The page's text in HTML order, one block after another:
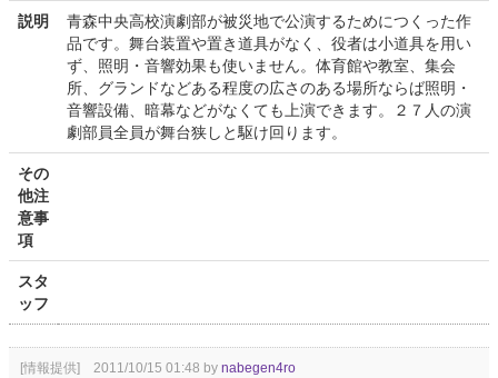
説明
青森中央高校演劇部が被災地で公演するためにつくった作
品です。舞台装置や置き道具がなく、役者は小道具を用い
ず、照明・音響効果も使いません。体育館や教室、集会
所、グランドなどある程度の広さのある場所ならば照明・
音響設備、暗幕などがなくても上演できます。２７人の演
劇部員全員が舞台狭しと駆け回ります。
その
他注
意事
項
スタ
ッフ
[情報提供] 2011/10/15 01:48 by nabegen4ro